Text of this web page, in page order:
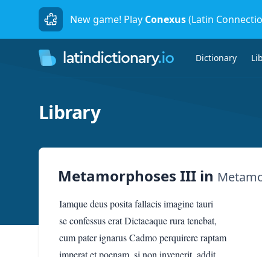
New game! Play Conexus(Latin
Dictionary
Library
Metamorphoses III in
Iamque deus posita fallacis imagine tauri
se confessus erat Dictaeaque rura tenebat,
cum pater ignarus Cadmo perquirere raptam
imperat et poenam, si non invenerit, addit